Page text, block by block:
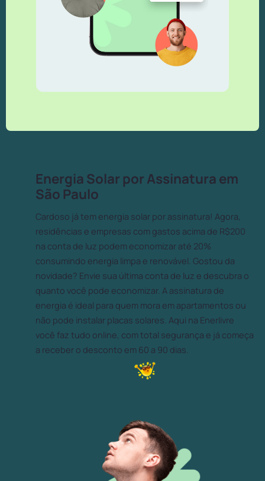
Energia Solar por Assinatura em
São Paulo
Cardoso já tem energia solar por assinatura! Agora,
residências e empresas com gastos acima de R$200
na conta de luz podem economizar até 20%
consumindo energia limpa e renovável. Gostou da
novidade? Envie sua última conta de luz e descubra o
quanto você pode economizar. A assinatura de
energia é ideal para quem mora em apartamentos ou
não pode instalar placas solares. Aqui na Enerlivre
você faz tudo online, com total segurança e já começa
a receber o desconto em 60 a 90 dias.